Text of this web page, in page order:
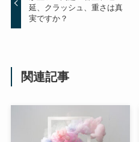
延、クラッシュ、重さは真
実ですか？
関連記事